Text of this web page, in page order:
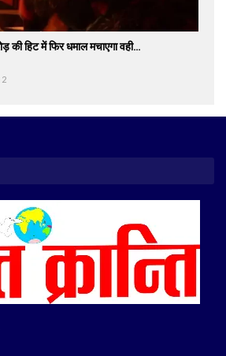
की हिट में फिर धमाल मचाएगा वही…
2